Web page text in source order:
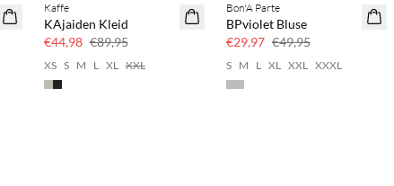
50 % Rabatt
Kaffe
KAjaiden Kleid
€44,98 €89,95
XS S M L XL XXL
40 % Rabatt
Bon'A Parte
BPviolet Bluse
€29,97 €49,95
S M L XL XXL XXXL